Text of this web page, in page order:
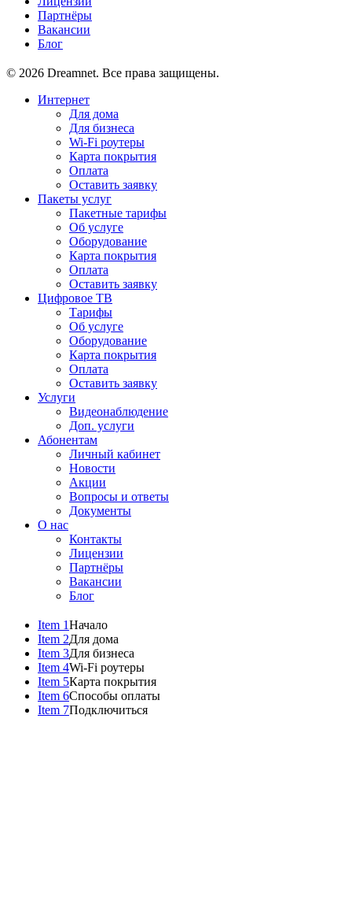
Партнёры
Вакансии
Блог
© 2026 Dreamnet. Все права защищены.
Интернет
Для дома
Для бизнеса
Wi-Fi роутеры
Карта покрытия
Оплата
Оставить заявку
Пакеты услуг
Пакетные тарифы
Об услуге
Оборудование
Карта покрытия
Оплата
Оставить заявку
Цифровое ТВ
Тарифы
Об услуге
Оборудование
Карта покрытия
Оплата
Оставить заявку
Услуги
Видеонаблюдение
Доп. услуги
Абонентам
Личный кабинет
Новости
Акции
Вопросы и ответы
Документы
О нас
Контакты
Лицензии
Партнёры
Вакансии
Блог
Item 1Начало
Item 2Для дома
Item 3Для бизнеса
Item 4Wi-Fi роутеры
Item 5Карта покрытия
Item 6Способы оплаты
Item 7Подключиться